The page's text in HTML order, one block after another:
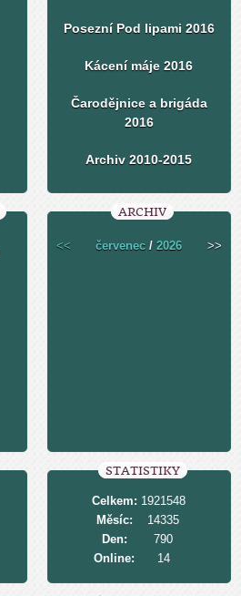
Posezní Pod lipami 2016
Kácení máje 2016
Čarodějnice a brigáda
2016
Archiv 2010-2015
ARCHIV
<< červenec /2026 >>
STATISTIKY
Online: 14
Celkem: 1921548
Měsíc:
14335
Den:
790